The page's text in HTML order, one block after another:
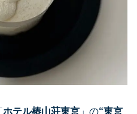
ホテル椿山荘東京 」の“東京